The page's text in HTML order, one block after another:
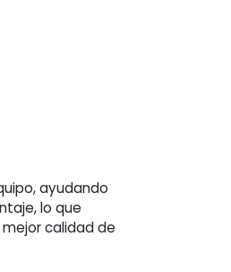
ayudando
lo que
calidad de